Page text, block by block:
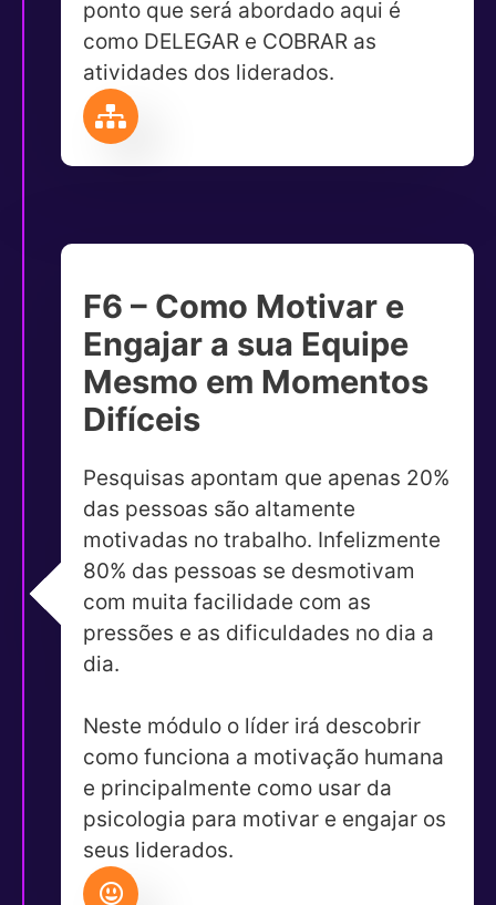
ponto que será abordado aqui é
como DELEGAR e COBRAR as
atividades dos liderados.
F6 – Como Motivar e
Engajar a sua Equipe
Mesmo em Momentos
Difíceis
Pesquisas apontam que apenas 20%
das pessoas são altamente
motivadas no trabalho. Infelizmente
80% das pessoas se desmotivam
com muita facilidade com as
pressões e as dificuldades no dia a
dia.
Neste módulo o líder irá descobrir
como funciona a motivação humana
e principalmente como usar da
psicologia para motivar e engajar os
seus liderados.